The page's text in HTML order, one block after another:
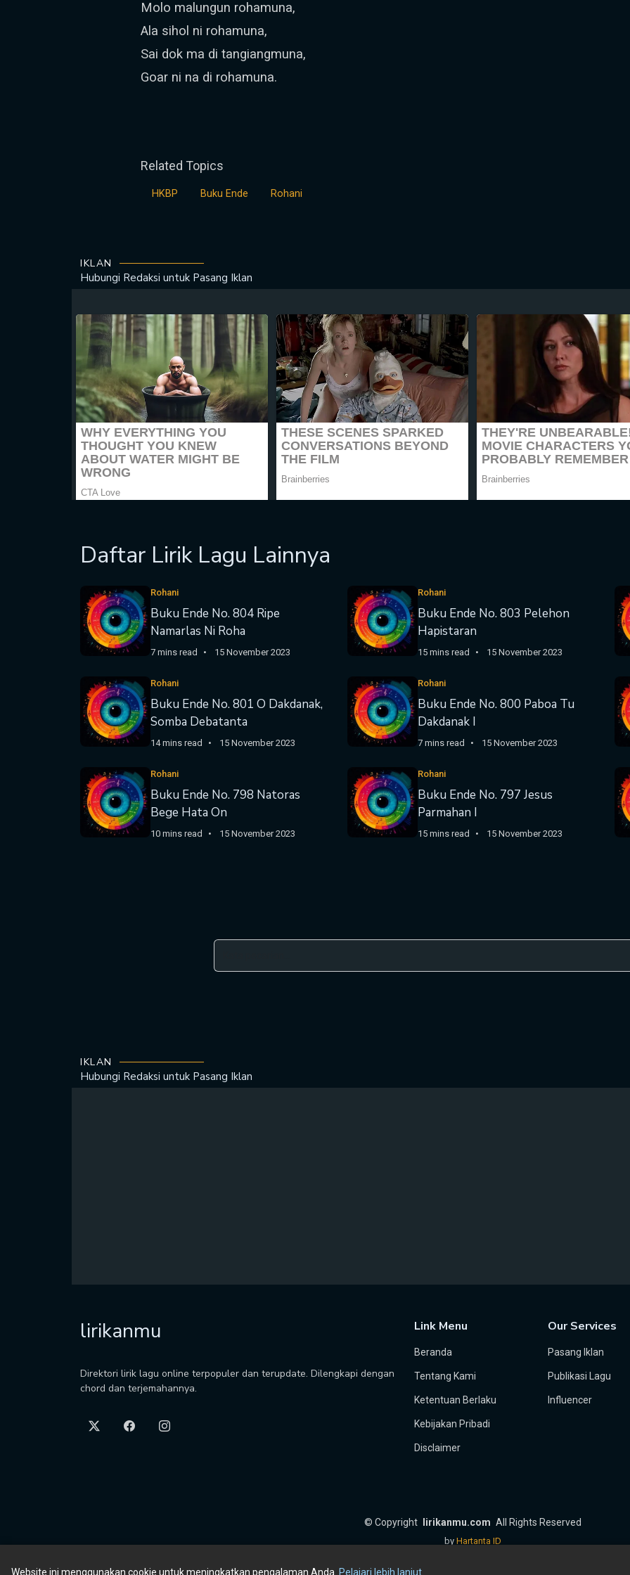
Molo malungun rohamuna,
Ala sihol ni rohamuna,
Sai dok ma di tangiangmuna,
Goar ni na di rohamuna.
Related Topics
HKBP Buku Ende Rohani
IKLAN
Hubungi Redaksi untuk Pasang Iklan
Daftar Lirik Lagu Lainnya
Rohani
Buku Ende No. 804 Ripe
Namarlas Ni Roha
7 mins read 15 November 2023
Rohani
Buku Ende No. 803 Pelehon
Hapistaran
15 mins read 15 November 2023
Rohani
Buku Ende No. 801 O Dakdanak,
Somba Debatanta
14 mins read 15 November 2023
Rohani
Buku Ende No. 800 Paboa Tu
Dakdanak I
7 mins read 15 November 2023
Rohani
Buku Ende No. 798 Natoras
Bege Hata On
10 mins read 15 November 2023
Rohani
Buku Ende No. 797 Jesus
Parmahan I
15 mins read 15 November 2023
IKLAN
Hubungi Redaksi untuk Pasang Iklan
lirikanmu
Direktori lirik lagu online terpopuler dan terupdate. Dilengkapi dengan
chord dan terjemahannya.
Link Menu
Beranda
Tentang Kami
Ketentuan Berlaku
Kebijakan Pribadi
Disclaimer
Our Services
Pasang Iklan
Publikasi Lagu
Influencer
© Copyright lirikanmu.com All Rights Reserved
by Hartanta ID
Website ini menggunakan cookie untuk meningkatkan pengalaman Anda. Pelajari lebih lanjut